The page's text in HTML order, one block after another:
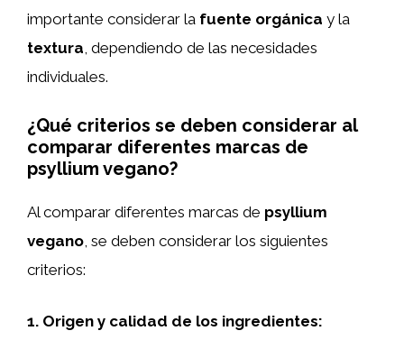
importante considerar la fuente orgánica y la
textura, dependiendo de las necesidades
individuales.
¿Qué criterios se deben considerar al
comparar diferentes marcas de
psyllium vegano?
Al comparar diferentes marcas de psyllium
vegano , se deben considerar los siguientes
criterios:
1. Origen y calidad de los ingredientes: